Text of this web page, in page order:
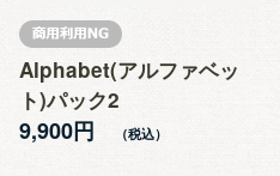
Alphabet(アルファベッ
ト)パック2
9,900円